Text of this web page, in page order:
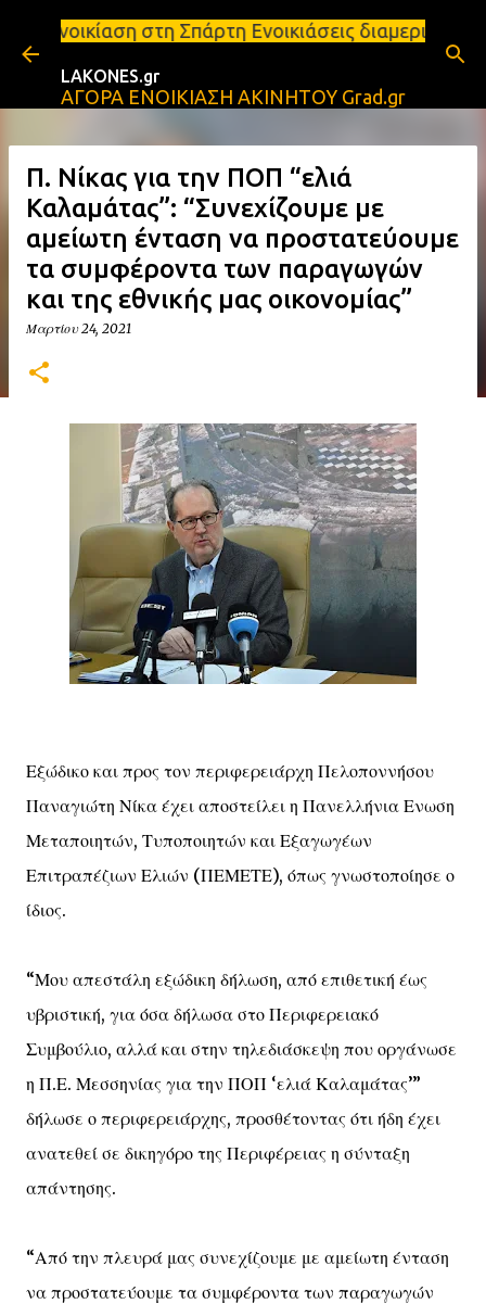
Μετάβαση στο κύριο περιεχόμενο
Σπάρτη Ενοικιάσεις διαμερισμάτων Σπάρτη
LAKONES.gr
ΑΓΟΡΑ ΕΝΟΙΚΙΑΣΗ ΑΚΙΝΗΤΟΥ Grad.gr
Π. Νίκας για την ΠΟΠ “ελιά
Καλαμάτας”: “Συνεχίζουμε με
αμείωτη ένταση να προστατεύουμε
τα συμφέροντα των παραγωγών
και της εθνικής μας οικονομίας”
Μαρτίου 24, 2021
Εξώδικο και προς τον περιφερειάρχη Πελοποννήσου
Παναγιώτη Νίκα έχει αποστείλει η Πανελλήνια Ενωση
Μεταποιητών, Τυποποιητών και Εξαγωγέων
Επιτραπέζιων Ελιών (ΠΕΜΕΤΕ), όπως γνωστοποίησε ο
ίδιος.
“Μου απεστάλη εξώδικη δήλωση, από επιθετική έως
υβριστική, για όσα δήλωσα στο Περιφερειακό
Συμβούλιο, αλλά και στην τηλεδιάσκεψη που οργάνωσε
η Π.Ε. Μεσσηνίας για την ΠΟΠ ‘ελιά Καλαμάτας’”
δήλωσε ο περιφερειάρχης, προσθέτοντας ότι ήδη έχει
ανατεθεί σε δικηγόρο της Περιφέρειας η σύνταξη
απάντησης.
“Από την πλευρά μας συνεχίζουμε με αμείωτη ένταση
να προστατεύουμε τα συμφέροντα των παραγωγών